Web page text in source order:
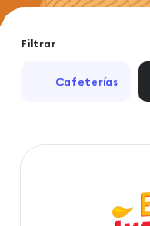
Filtrar
Cafeterías